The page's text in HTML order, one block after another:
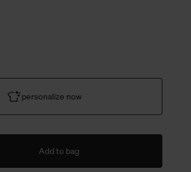
personalize now
Add to bag